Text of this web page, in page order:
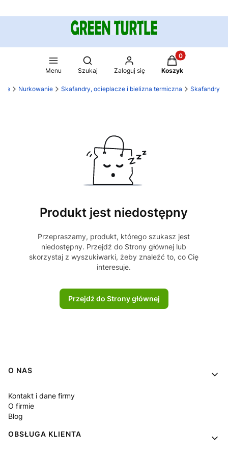
Menu
Otwórz wyszukiwarkę
Szukaj Zaloguj się
Produkty w
Koszyk
Nurkowanie Skafandry, ocieplacze i bielizna termiczna Skafandry
Produkt jest niedostępny
Przepraszamy, produkt, którego szukasz jest
niedostępny. Przejdź do Strony głównej lub
skorzystaj z wyszukiwarki, żeby znaleźć to, co Cię
interesuje.
Przejdź do Strony głównej
Linki w stopce
O NAS
Kontakt i dane firmy
O firmie
Blog
OBSŁUGA KLIENTA